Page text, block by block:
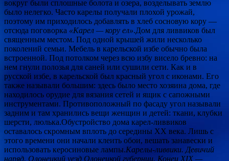
вокруг были сплошные болота и озера, возделывать землю
было нелегко. Часто карелы получали плохой урожай,
поэтому им приходилось добавлять в хлеб сосновую кору —
отсюда поговорка «Карел — кору ел».Дом для ливвиков был
священным местом. Под одной крышей жили несколько
поколений семьи. Мебель в карельской избе обычно была
встроенной. Под потолком через всю избу висело бревно: на
нем гнули полозья для саней или сушили сети. Как и в
русской избе, в карельской был красный угол с иконами. Его
также называли большим: здесь было место хозяина дома, где
находилось орудие для вязания сетей и ящик с сапожными
инструментами. Противоположный по фасаду угол называли
задним и там хранились вещи женщин и детей: ткани, клубки
шерсти, люлька.Обустройство дома карел-ливвиков
оставалось скромным вплоть до середины XX века. Лишь с
этого времени они начали клеить обои, вешать занавески и
использовать керосиновые лампы.Карелы-ливвики. Девичий
наряд. Олонецкий уезд Олонецкой губернии. Конец XIX —